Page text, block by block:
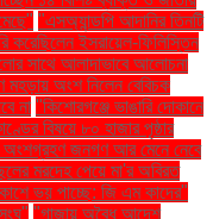
"এসঅ্যান্ডপি আদানির তিনটি
করেছিলেন ইসরায়েল-ফিলিস্তিন
সাথে আলাদাভাবে আলোচনা
মহড়ায় অংশ নিলেন বেবিচক
না "কিশোরগঞ্জে ভাঙারি দোকানে
বিষয়ে ৮০ হাজার পৃষ্ঠার
অংশগ্রহণ জনগণ আর মেনে নেবে
মরদেহ পেয়ে মা'র অবিরত
ভয় পাচ্ছে: জি এম কাদের"
"গাজায় অবৈধ আদেশ